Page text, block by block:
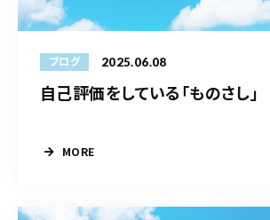
ブログ 2025.06.08
自己評価をしている「ものさし」
MORE